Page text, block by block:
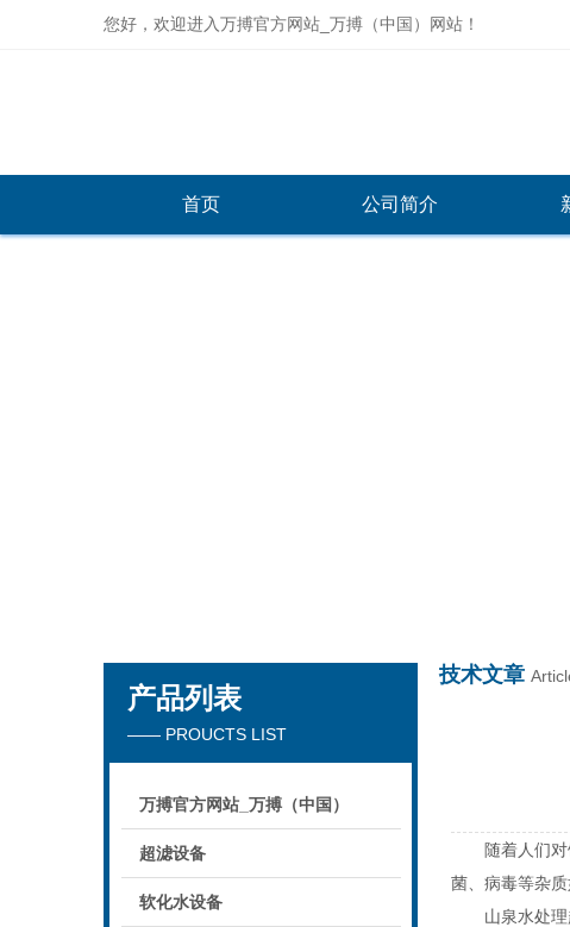
您好，欢迎进入万搏官方网站_万搏（中国）网站！
首页 公司简介
产品列表
—— PROUCTS LIST
万搏官方网站_万搏（中国）
超滤设备
软化水设备
技术文章
随着人们对饮
菌、病毒等杂
山泉水处理超